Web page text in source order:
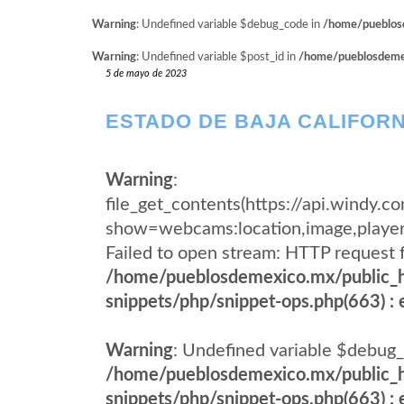
Warning: Undefined variable $debug_code in /home/
Warning: Undefined variable $post_id in /home/
5 de mayo de 2023
ESTADO DE BAJA
Warning:
file_get_contents(https://
Failed to open stream: HTTP
/home/pueblosdemexico.mx/
snippets/php/snippet-ops.php(663) :
Warning: Undefined variable
/home/pueblosdemexico.mx/
snippets/php/snippet-ops.php(663) :